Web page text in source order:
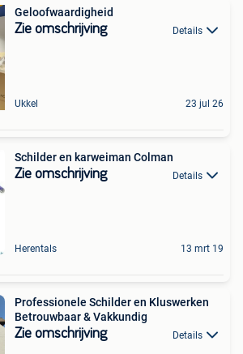
Geloofwaardigheid
Zie omschrijving Details
Ukkel 23 jul 26
Schilder en karweiman Colman
Zie omschrijving Details
Herentals 13 mrt 19
Professionele Schilder en Kluswerken
Betrouwbaar & Vakkundig
Zie omschrijving Details